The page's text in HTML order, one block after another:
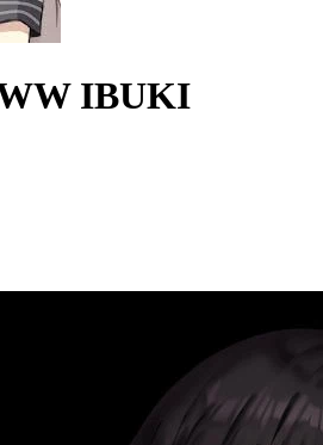
IBUKI